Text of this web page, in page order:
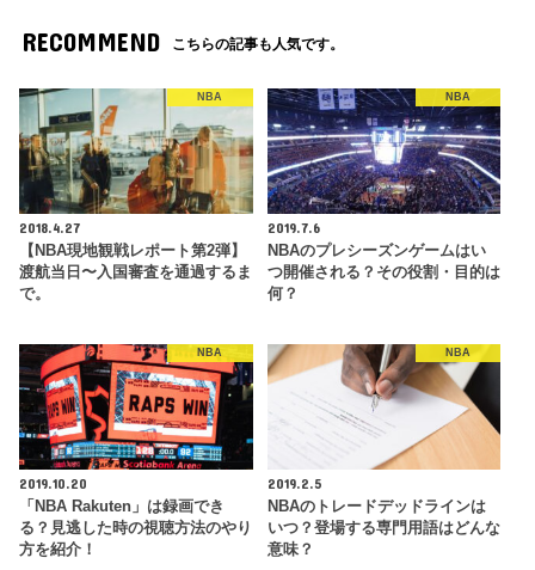
RECOMMEND こちらの記事も人気です。
NBA
2018.4.27
【NBA現地観戦レポート第2弾】
渡航当日〜入国審査を通過するま
で。
NBA
2019.7.6
NBAのプレシーズンゲームはい
つ開催される？その役割・目的は
何？
NBA
2019.10.20
「NBA Rakuten」は録画でき
る？見逃した時の視聴方法のやり
方を紹介！
NBA
2019.2.5
NBAのトレードデッドラインは
いつ？登場する専門用語はどんな
意味？